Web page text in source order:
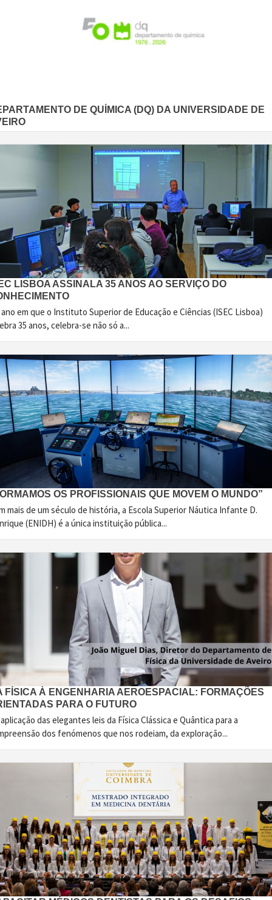
DE QUÍMICA (DQ) DA UNIVERSIDADE DE
LISBOA ASSINALA 35 ANOS AO SERVIÇO DO
em que o Instituto Superior de Educação e Ciências (ISEC Lisboa)
35 anos, celebra-se não só a...
OS PROFISSIONAIS QUE MOVEM O MUNDO”
mais de um século de história, a Escola Superior Náutica Infante D.
(ENIDH) é a única instituição pública...
FÍSICA À ENGENHARIA AEROESPACIAL: FORMAÇÕES
PARA O FUTURO
das elegantes leis da Física Clássica e Quântica para a
dos fenómenos que nos rodeiam, da exploração...